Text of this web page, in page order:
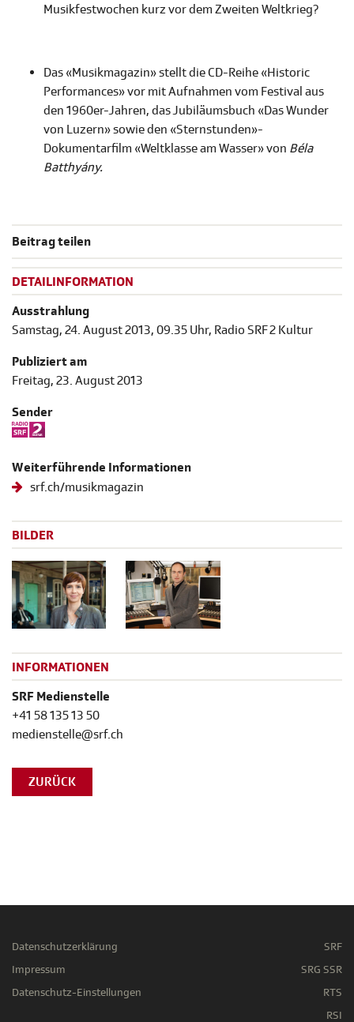
Musikfestwochen kurz vor dem Zweiten Weltkrieg?
Das «Musikmagazin» stellt die CD-Reihe «Historic
Performances» vor mit Aufnahmen vom Festival aus
den 1960er-Jahren, das Jubiläumsbuch «Das Wunder
von Luzern» sowie den «Sternstunden»-
Dokumentarfilm «Weltklasse am Wasser» von Béla
Batthyány.
Beitrag teilen
DETAILINFORMATION
Ausstrahlung
Samstag, 24. August 2013, 09.35 Uhr, Radio SRF 2 Kultur
Publiziert am
Freitag, 23. August 2013
Sender
Weiterführende Informationen
srf.ch/musikmagazin
BILDER
INFORMATIONEN
SRF Medienstelle
+41 58 135 13 50
medienstelle@srf.ch
ZURÜCK
Datenschutzerklärung
Impressum
Datenschutz-Einstellungen
SRF
SRG SSR
RTS
RSI